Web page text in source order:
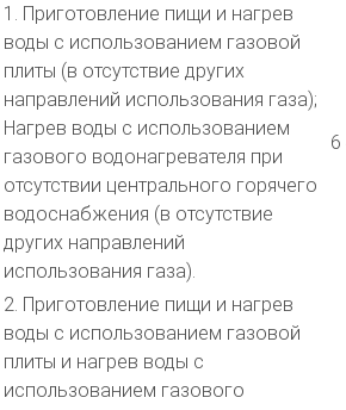
1. Приготовление пищи и нагрев
воды с использованием газовой
плиты (в отсутствие других
направлений использования газа);
Нагрев воды с использованием
газового водонагревателя при
отсутствии центрального горячего
водоснабжения (в отсутствие
других направлений
использования газа).
6
2. Приготовление пищи и нагрев
воды с использованием газовой
плиты и нагрев воды с
использованием газового